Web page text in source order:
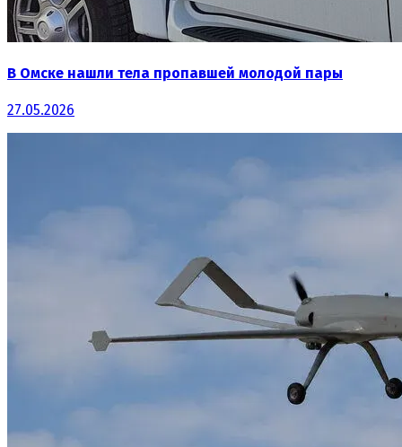
В Омске нашли тела пропавшей молодой пары
27.05.2026